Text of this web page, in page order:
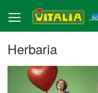
zum
Inhalt
Herbaria